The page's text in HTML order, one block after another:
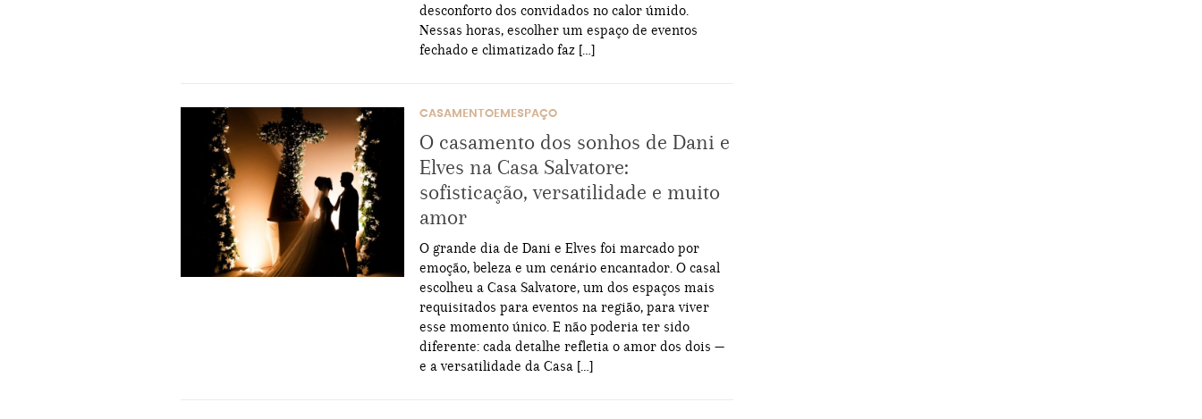
desconforto dos convidados no calor úmido.
Nessas horas, escolher um espaço de eventos
fechado e climatizado faz […]
CASAMENTOEMESPAÇO
O casamento dos sonhos de Dani e
Elves na Casa Salvatore:
sofisticação, versatilidade e muito
amor
O grande dia de Dani e Elves foi marcado por
emoção, beleza e um cenário encantador. O casal
escolheu a Casa Salvatore, um dos espaços mais
requisitados para eventos na região, para viver
esse momento único. E não poderia ter sido
diferente: cada detalhe refletia o amor dos dois —
e a versatilidade da Casa […]